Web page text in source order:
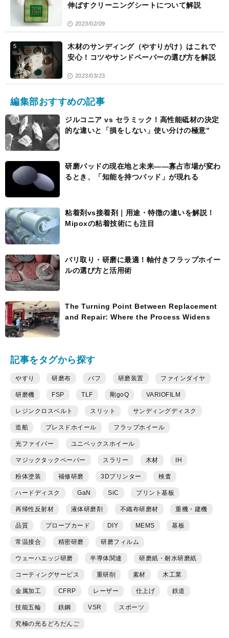
伸ばすクリーニングシートについて解説
2023/02/09
5
木材のサンディング（やすりがけ）はこれで
安心！コツやサンドペーパーの選び方を解説
2023/03/23
編集部おすすめの記事
ジルコニア vs セラミック！高性能砥材の決定
的な違いと「損をしない」使い分けの極意”
研磨パッドの現在地と未来――寡占市場が変わ
るとき、「知能を持つパッド」が現れる
粘着剤vs接着剤｜用途・特徴の違いを解説！
Mipoxの粘着技術にも注目
バリ取り・研磨に最適！軸付きフラップホイー
ルの選び方と活用術
The Turning Point Between Replacement
and Repair: Where the Process Widens
記事をタグから探す
やすり 研磨布 バフ 研磨装置 ファインダイヤ
研磨機 FSP TLF 剛goQ VARIOFILM
レジンクロスベルト スリット サンディングディスク
造船 プレスドホイール フラップホイール
光ファイバー ユニベックスホイール
マジックタックペーパー スラリー 木材 IH
粉体塗装 補修研磨 3Dプリンター 検査
ハードディスク GaN SiC プリント基板
再帰性反射材 液体研磨剤 不織布研磨材 重機・建機
品質 プローブカード DIY MEMS 基板
常温接合 精密研磨 研磨フィルム
ウェーハエッジ研磨 半導体関連 研磨紙・耐水研磨紙
コーティングサービス 重研削 素材 木工業
金属加工 CFRP レーザー 仕上げ 鉄道
技能五輪 鉄鋼 VSR スポーツ
究極の光るどろだんご